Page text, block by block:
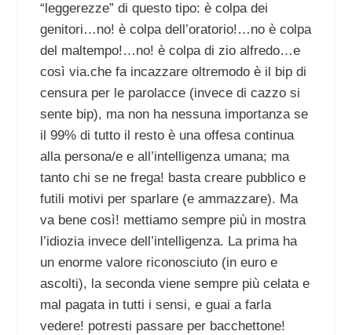
“leggerezze” di questo tipo: è colpa dei
genitori…no! è colpa dell’oratorio!…no è colpa
del maltempo!…no! è colpa di zio alfredo…e
così via.che fa incazzare oltremodo è il bip di
censura per le parolacce (invece di cazzo si
sente bip), ma non ha nessuna importanza se
il 99% di tutto il resto è una offesa continua
alla persona/e e all’intelligenza umana; ma
tanto chi se ne frega! basta creare pubblico e
futili motivi per sparlare (e ammazzare). Ma
va bene così! mettiamo sempre più in mostra
l’idiozia invece dell’intelligenza. La prima ha
un enorme valore riconosciuto (in euro e
ascolti), la seconda viene sempre più celata e
mal pagata in tutti i sensi, e guai a farla
vedere! potresti passare per bacchettone!